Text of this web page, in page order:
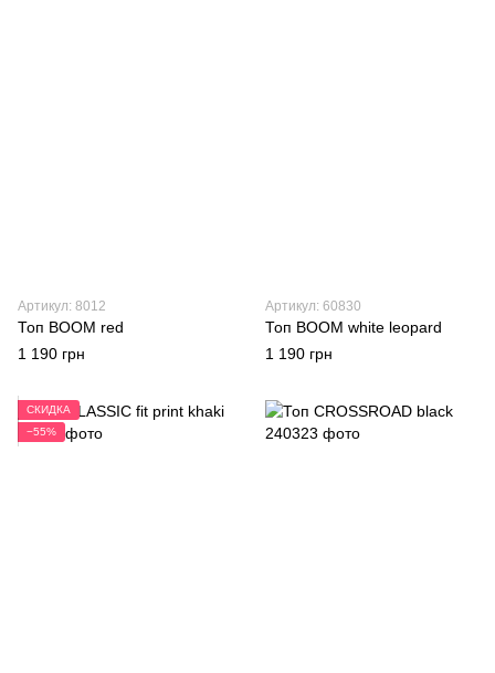
Артикул: 8012
Топ BOOM red
1 190 грн
Артикул: 60830
Топ BOOM white leopard
1 190 грн
СКИДКА
−55%